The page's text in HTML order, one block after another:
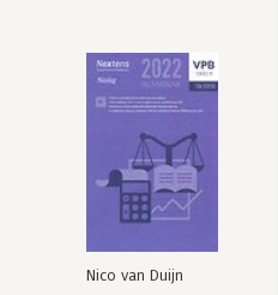
Nico van Duijn